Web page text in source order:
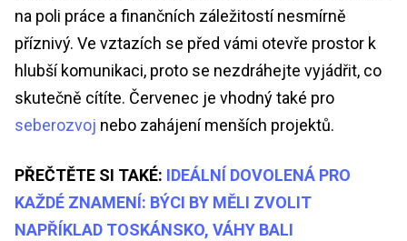
na poli práce a finančních záležitostí nesmírně
příznivý. Ve vztazích se před vámi otevře prostor k
hlubší komunikaci, proto se nezdráhejte vyjádřit, co
skutečně cítíte. Červenec je vhodný také pro
seberozvoj nebo zahájení menších projektů.
PŘEČTĚTE SI TAKÉ: IDEÁLNÍ DOVOLENÁ PRO
KAŽDÉ ZNAMENÍ: BÝCI BY MĚLI ZVOLIT
NAPŘÍKLAD TOSKÁNSKO, VÁHY BALI